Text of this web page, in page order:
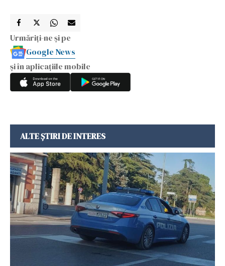
Urmăriți-ne și pe
Google News
și în aplicațiile mobile
ALTE ȘTIRI DE INTERES